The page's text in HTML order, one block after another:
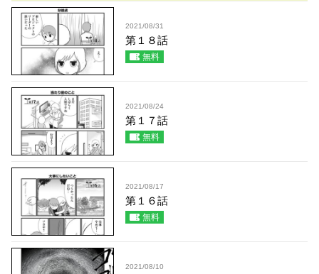
2021/08/31
第１８話
無料
2021/08/24
第１７話
無料
2021/08/17
第１６話
無料
2021/08/10